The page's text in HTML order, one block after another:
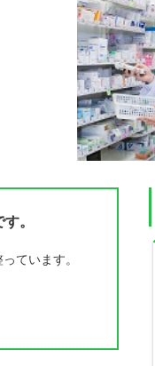
。
ています。